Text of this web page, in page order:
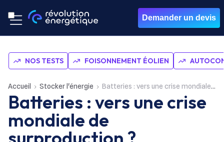
Demander un devis
NOS TESTS FOISONNEMENT ÉOLIEN
Accueil Stocker l'énergie Batteries : vers une crise mondiale de surproduction ?
Batteries : vers une crise
mondiale de